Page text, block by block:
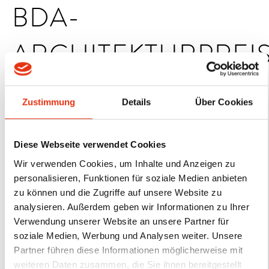
Zustimmung Details Über Cookies
Diese Webseite verwendet Cookies
Wir verwenden Cookies, um Inhalte und Anzeigen zu
personalisieren, Funktionen für soziale Medien anbieten
zu können und die Zugriffe auf unsere Website zu
analysieren. Außerdem geben wir Informationen zu Ihrer
Verwendung unserer Website an unsere Partner für
soziale Medien, Werbung und Analysen weiter. Unsere
Partner führen diese Informationen möglicherweise mit
weiteren Daten zusammen, die Sie ihnen bereitgestellt
BDA-
NIKE: WIR SIND
SHORTLIST!
Unser Projekt CORE Oldenburgwurde für den renommierten
BDA-Architekturpreis Nike >|< 2025 nominiert – und wir freuen
uns sehr, dass es in die Shortlist aufgenommen wurde!
So lautet die Begründung der Jury: